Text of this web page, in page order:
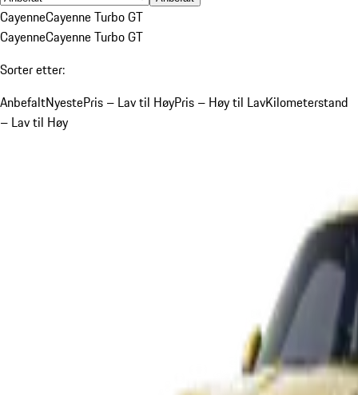
CayenneCayenne Turbo GT
CayenneCayenne Turbo GT
Sorter etter:
AnbefaltNyestePris – Lav til HøyPris – Høy til LavKilometerstand
– Lav til Høy